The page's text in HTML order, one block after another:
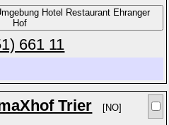
661 11
Trier [NO]